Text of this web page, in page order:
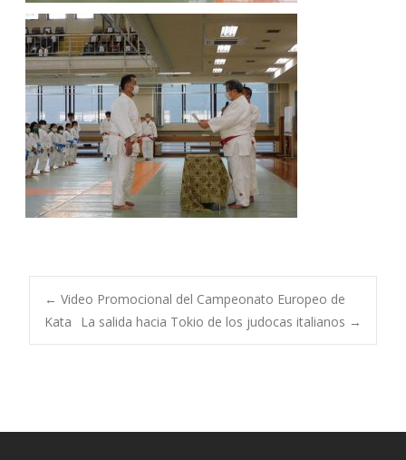
Navegación
entradas
← Video Promocional del Campeonato Europeo de
Kata
La salida hacia Tokio de los judocas italianos →